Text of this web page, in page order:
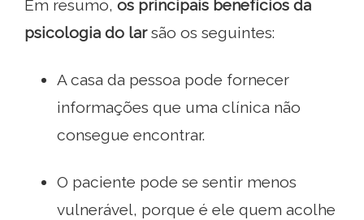
Em resumo, os principais benefícios da
psicologia do larsão os seguintes:
A casa da pessoa pode fornecer
informações que uma clínica não
consegue encontrar.
O paciente pode se sentir menos
vulnerável, porque é ele quem acolhe